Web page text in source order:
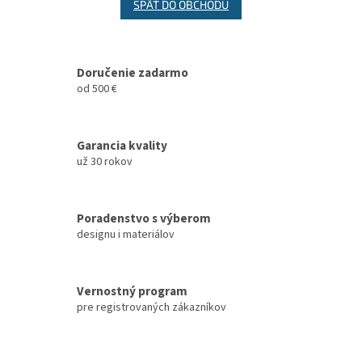
SPÄŤ DO OBCHODU
Doručenie zadarmo
od 500 €
Garancia kvality
už 30 rokov
Poradenstvo s výberom
designu i materiálov
Vernostný program
pre registrovaných zákazníkov